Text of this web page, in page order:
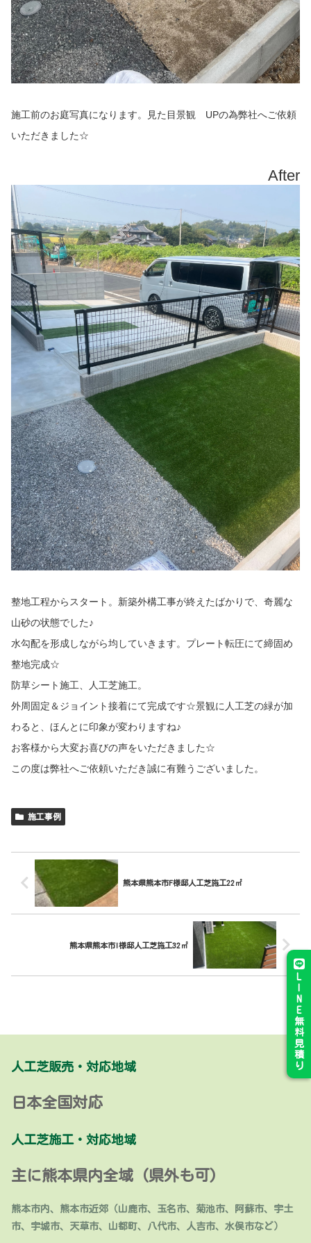
施工前のお庭写真になります。見た目景観 UPの為弊社へご依頼
いただきました☆
After
整地工程からスタート。新築外構工事が終えたばかりで、奇麗な
山砂の状態でした♪
水勾配を形成しながら均していきます。プレート転圧にて締固め
整地完成☆
防草シート施工、人工芝施工。
外周固定＆ジョイント接着にて完成です☆景観に人工芝の緑が加
わると、ほんとに印象が変わりますね♪
お客様から大変お喜びの声をいただきました☆
この度は弊社へご依頼いただき誠に有難うございました。
施工事例
熊本県熊本市F様邸人工芝施工22㎡
熊本県熊本市I様邸人工芝施工32㎡
L
N
E
無
料
見
積
り
人工芝販売・対応地域
日本全国対応
人工芝施工・対応地域
主に熊本県内全域 (県外も可)
熊本市内、熊本市近郊（山鹿市、玉名市、菊池市、阿蘇市、宇土
市、宇城市、天草市、山都町、八代市、人吉市、水俣市など）